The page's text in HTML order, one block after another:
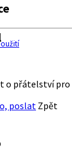
o přátelství pro
poslat Zpět